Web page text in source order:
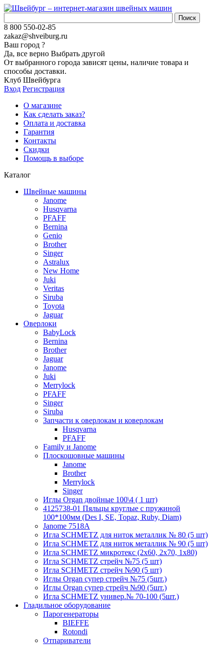
8 800 550-02-85
zakaz@shveiburg.ru
Ваш город ?
Да, все верно Выбрать другой
От выбранного города зависят цены, наличие товара и
способы доставки.
Клуб Швейбурга
Вход Регистрация
О магазине
Как сделать заказ?
Оплата и доставка
Гарантия
Контакты
Скидки
Помощь в выборе
Каталог
Швейные машины
Janome
Husqvarna
PFAFF
Bernina
Genio
Brother
Singer
Astralux
New Home
Juki
Veritas
Siruba
Toyota
Jaguar
Оверлоки
BabyLock
Bernina
Brother
Jaguar
Janome
Juki
Merrylock
PFAFF
Singer
Siruba
Запчасти к оверлокам и коверлокам
Husqvarna
PFAFF
Family и Janome
Плоскошовные машины
Janome
Brother
Merrylock
Singer
Иглы Organ двойные 100\4 ( 1 шт)
4125738-01 Пяльцы круглые с пружиной
100*100мм (Des I, SE, Topaz, Ruby, Diam)
Janome 7518A
Игла SCHMETZ для ниток металлик № 80 (5 шт)
Игла SCHMETZ для ниток металлик № 90 (5 шт)
Игла SCHMETZ микротекс (2х60, 2х70, 1х80)
Игла SCHMETZ стрейч №75 (5 шт)
Игла SCHMETZ стрейч №90 (5 шт)
Иглы Organ супер стрейч №75 (5шт.)
Иглы Organ супер стрейч №90 (5шт.)
Игла SCHMETZ универ.№ 70-100 (5шт.)
Гладильное оборудование
Парогенераторы
BIEFFE
Rotondi
Отпариватели